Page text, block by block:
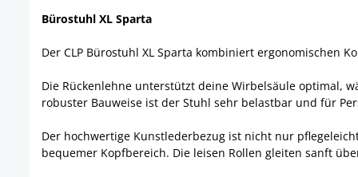
Bürostuhl XL Sparta
Der CLP Bürostuhl XL Sparta kombiniert ergonomischen
Die Rückenlehne unterstützt deine Wirbelsäule optimal,
robuster Bauweise ist der Stuhl sehr belastbar und für
Der hochwertige Kunstlederbezug ist nicht nur
bequemer Kopfbereich. Die leisen Rollen gleiten sanft